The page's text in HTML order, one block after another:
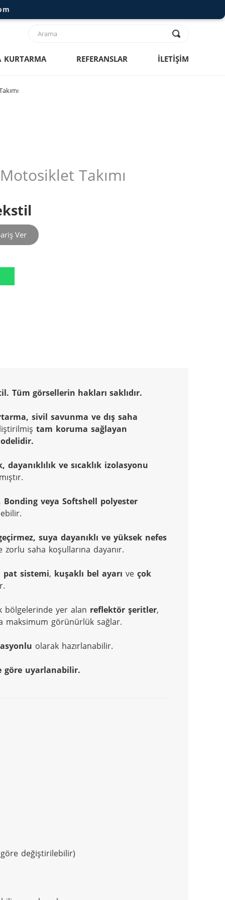
KURTARMA REFERANSLAR İLETİŞİM
Takımı
Ver
Tüm görsellerin hakları saklıdır.
sivil savunma ve dış saha
tam koruma sağlayan
dayanıklılık ve sıcaklık izolasyonu
Bonding veya Softshell polyester
suya dayanıklı ve yüksek nefes
saha koşullarına dayanır.
pat sistemi, kuşaklı bel ayarı ve çok
bölgelerinde yer alan reflektör şeritler,
maksimum görünürlük sağlar.
olarak hazırlanabilir.
göre uyarlanabilir.
değiştirilebilir)